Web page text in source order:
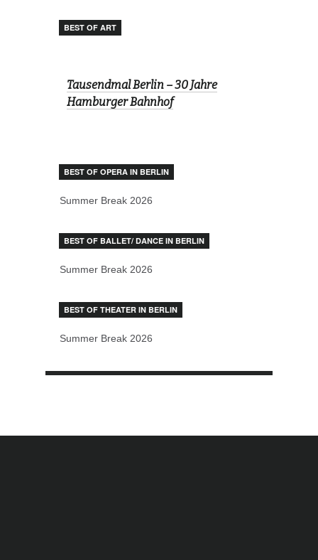
BEST OF ART
Tausendmal Berlin – 30 Jahre
Hamburger Bahnhof
BEST OF OPERA IN BERLIN
Summer Break 2026
BEST OF BALLET/ DANCE IN BERLIN
Summer Break 2026
BEST OF THEATER IN BERLIN
Summer Break 2026